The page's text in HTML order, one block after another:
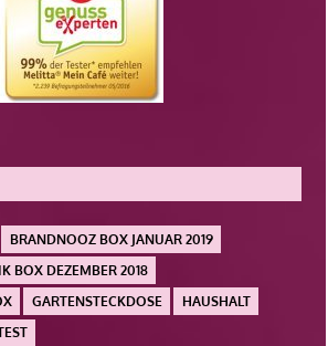
BRANDNOOZ BOX JANUAR 2019
BOX DEZEMBER 2018
GARTENSTECKDOSE
HAUSHALT